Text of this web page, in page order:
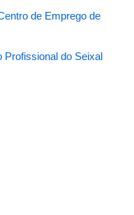
de Emprego de
Profissional do Seixal